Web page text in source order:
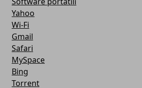
Yahoo
Wi-Fi
Gmail
Safari
MySpace
Bing
Torrent